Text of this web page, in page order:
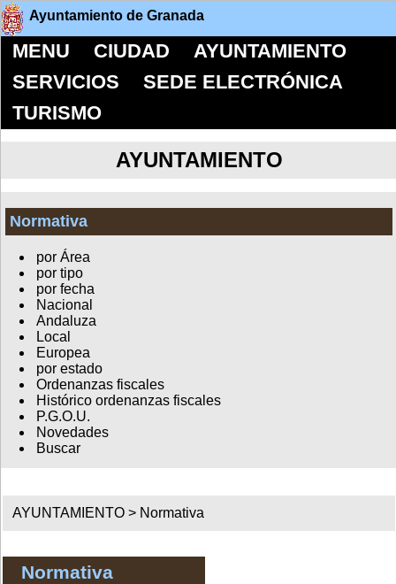
Ayuntamiento de Granada
MENU CIUDAD
AYUNTAMIENTO
SERVICIOS
SEDE ELECTRÓNICA
TURISMO
AYUNTAMIENTO
Normativa
por Área
por tipo
por fecha
Nacional
Andaluza
Local
Europea
por estado
Ordenanzas fiscales
Histórico ordenanzas fiscales
P.G.O.U.
Novedades
Buscar
AYUNTAMIENTO > Normativa
Normativa